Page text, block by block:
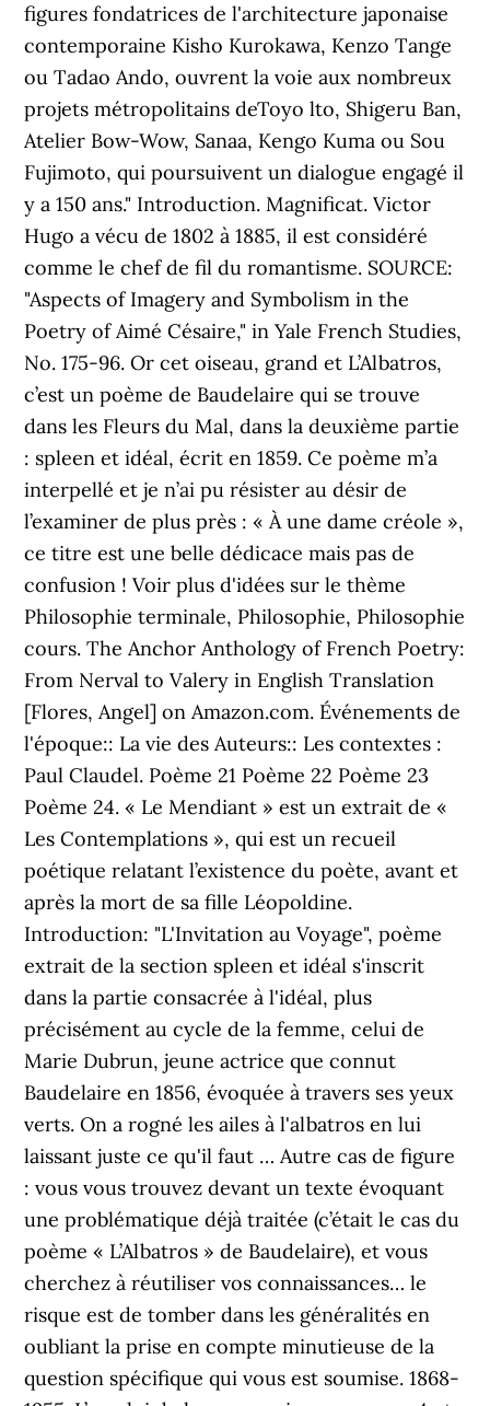
figures fondatrices de l'architecture japonaise
contemporaine Kisho Kurokawa, Kenzo Tange
ou Tadao Ando, ouvrent la voie aux nombreux
projets métropolitains deToyo lto, Shigeru Ban,
Atelier Bow-Wow, Sanaa, Kengo Kuma ou Sou
Fujimoto, qui poursuivent un dialogue engagé il
y a 150 ans." Introduction. Magnificat. Victor
Hugo a vécu de 1802 à 1885, il est considéré
comme le chef de fil du romantisme. SOURCE:
"Aspects of Imagery and Symbolism in the
Poetry of Aimé Césaire," in Yale French Studies,
No. 175-96. Or cet oiseau, grand et L’Albatros,
c’est un poème de Baudelaire qui se trouve
dans les Fleurs du Mal, dans la deuxième partie
: spleen et idéal, écrit en 1859. Ce poème m’a
interpellé et je n’ai pu résister au désir de
l’examiner de plus près : « À une dame créole »,
ce titre est une belle dédicace mais pas de
confusion ! Voir plus d'idées sur le thème
Philosophie terminale, Philosophie, Philosophie
cours. The Anchor Anthology of French Poetry:
From Nerval to Valery in English Translation
[Flores, Angel] on Amazon.com. Événements de
l'époque:: La vie des Auteurs:: Les contextes :
Paul Claudel. Poème 21 Poème 22 Poème 23
Poème 24. « Le Mendiant » est un extrait de «
Les Contemplations », qui est un recueil
poétique relatant l’existence du poète, avant et
après la mort de sa fille Léopoldine.
Introduction: "L'Invitation au Voyage", poème
extrait de la section spleen et idéal s'inscrit
dans la partie consacrée à l'idéal, plus
précisément au cycle de la femme, celui de
Marie Dubrun, jeune actrice que connut
Baudelaire en 1856, évoquée à travers ses yeux
verts. On a rogné les ailes à l'albatros en lui
laissant juste ce qu'il faut … Autre cas de figure
: vous vous trouvez devant un texte évoquant
une problématique déjà traitée (c’était le cas du
poème « L’Albatros » de Baudelaire), et vous
cherchez à réutiliser vos connaissances… le
risque est de tomber dans les généralités en
oubliant la prise en compte minutieuse de la
question spécifique qui vous est soumise. 1868-